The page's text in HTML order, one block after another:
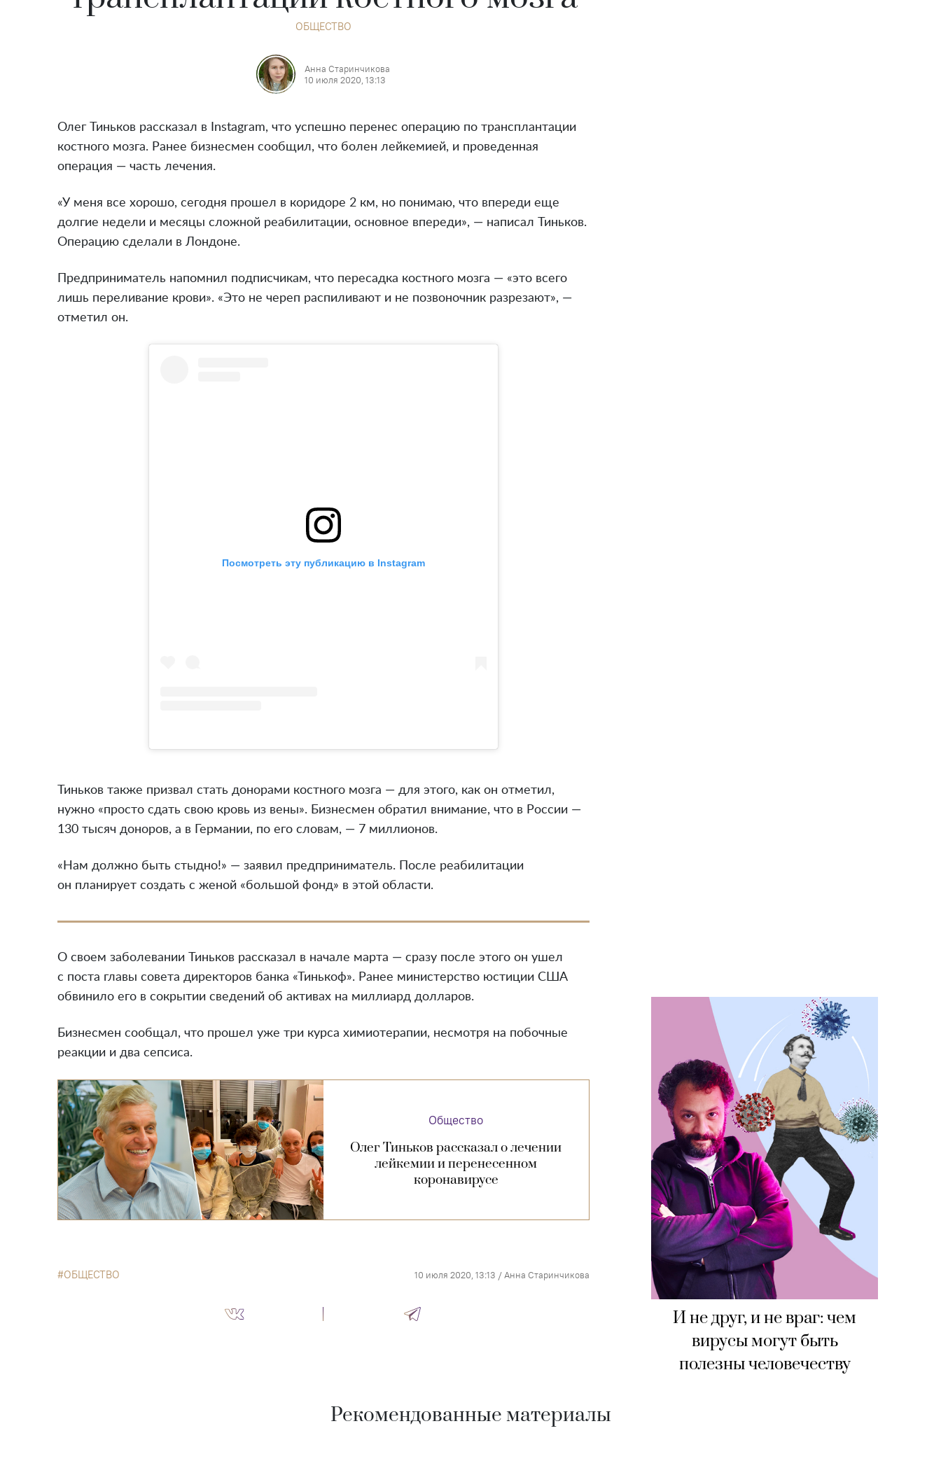
И не друг, и не враг: чем
вирусы могут быть
полезны человечеству
ОБЩЕСТВО
Анна Старинчикова
10 июля 2020, 13:13
Олег Тиньков рассказал в Instagram, что успешно перенес операцию по трансплантации
костного мозга. Ранее бизнесмен сообщил, что болен лейкемией, и проведенная
операция — часть лечения.
«У меня все хорошо, сегодня прошел в коридоре 2 км, но понимаю, что впереди еще
долгие недели и месяцы сложной реабилитации, основное впереди», — написал Тиньков.
Операцию сделали в Лондоне.
Предприниматель напомнил подписчикам, что пересадка костного мозга — «это всего
лишь переливание крови». «Это не череп распиливают и не позвоночник разрезают», —
отметил он.
Посмотреть эту публикацию в Instagram
Тиньков также призвал стать донорами костного мозга — для этого, как он отметил,
нужно «просто сдать свою кровь из вены». Бизнесмен обратил внимание, что в России —
130 тысяч доноров, а в Германии, по его словам, — 7 миллионов.
«Нам должно быть стыдно!» — заявил предприниматель. После реабилитации
он планирует создать с женой «большой фонд» в этой области.
О своем заболевании Тиньков рассказал в начале марта — сразу после этого он ушел
с поста главы совета директоров банка «Тинькоф». Ранее министерство юстиции США
обвинило его в сокрытии сведений об активах на миллиард долларов.
Бизнесмен сообщал, что прошел уже три курса химиотерапии, несмотря на побочные
реакции и два сепсиса.
Общество
Олег Тиньков рассказал о лечении
лейкемии и перенесенном
коронавирусе
ОБЩЕСТВО 10 июля 2020, 13:13 /Анна Старинчикова
Рекомендованные материалы